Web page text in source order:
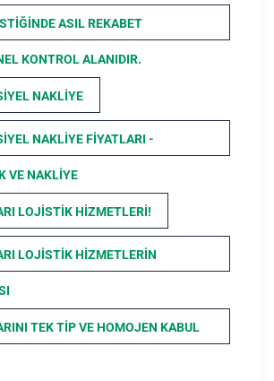
ASIL REKABET
KONTROL ALANIDIR.
NAKLIYE
NAKLIYE FIYATLARI -
VE NAKLIYE
LOJISTIK HIZMETLERI!
LOJISTIK HIZMETLERIN
TEK TIP VE HOMOJEN KABUL